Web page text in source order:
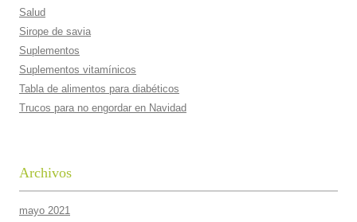
Salud
Sirope de savia
Suplementos
Suplementos vitamí­nicos
Tabla de alimentos para diabéticos
Trucos para no engordar en Navidad
Archivos
mayo 2021